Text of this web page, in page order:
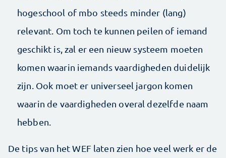
hogeschool of mbo steeds minder (lang)
relevant. Om toch te kunnen peilen of iemand
geschikt is, zal er een nieuw systeem moeten
komen waarin iemands vaardigheden duidelijk
zijn. Ook moet er universeel jargon komen
waarin de vaardigheden overal dezelfde naam
hebben.
De tips van het WEF laten zien hoe veel werk er de